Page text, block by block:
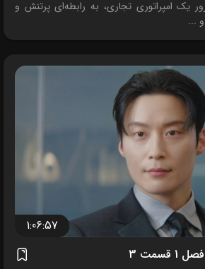
یک امپراتوری تجاری، به رابطه‌ای پرتنش و
...
1:06:57
3